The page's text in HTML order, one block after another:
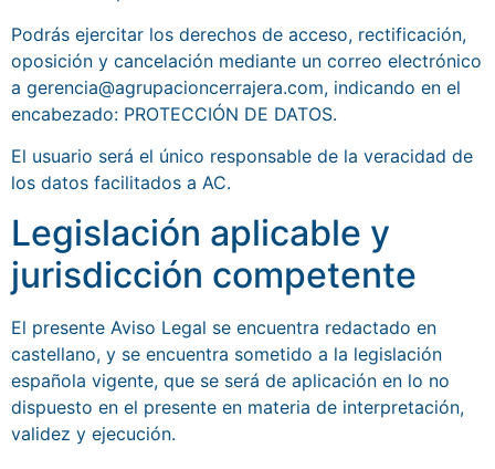
Podrás ejercitar los derechos de acceso, rectificación,
oposición y cancelación mediante un correo electrónico
a gerencia@agrupacioncerrajera.com, indicando en el
encabezado: PROTECCIÓN DE DATOS.
El usuario será el único responsable de la veracidad de
los datos facilitados a AC.
Legislación aplicable y
jurisdicción competente
El presente Aviso Legal se encuentra redactado en
castellano, y se encuentra sometido a la legislación
española vigente, que se será de aplicación en lo no
dispuesto en el presente en materia de interpretación,
validez y ejecución.